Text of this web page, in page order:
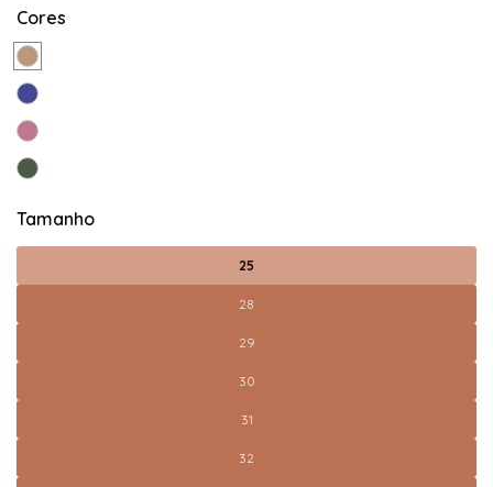
Cores
Tamanho
25
28
29
30
31
32